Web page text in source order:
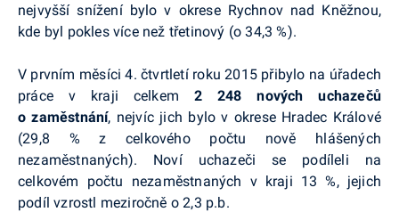
nejvyšší snížení bylo v okrese Rychnov nad Kněžnou,
kde byl pokles více než třetinový (o 34,3 %).
V prvním měsíci 4. čtvrtletí roku 2015 přibylo na úřadech
práce v kraji celkem 2 248 nových
uchazečů
o zaměstnání, nejvíc jich bylo v okrese Hradec Králové
(29,8 % z celkového počtu nově hlášených
nezaměstnaných). Noví uchazeči se podíleli na
celkovém počtu nezaměstnaných v kraji 13 %, jejich
podíl vzrostl meziročně o 2,3 p.b.